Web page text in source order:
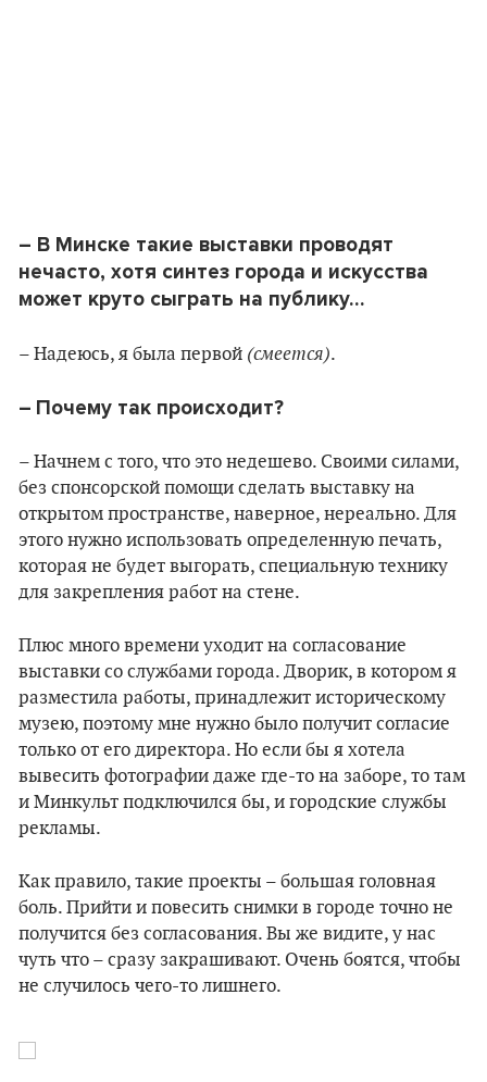
– В Минске такие выставки проводят
нечасто, хотя синтез города и искусства
может круто сыграть на публику…
– Надеюсь, я была первой (смеется).
– Почему так происходит?
– Начнем с того, что это недешево. Своими силами,
без спонсорской помощи сделать выставку на
открытом пространстве, наверное, нереально. Для
этого нужно использовать определенную печать,
которая не будет выгорать, специальную технику
для закрепления работ на стене.
Плюс много времени уходит на согласование
выставки со службами города. Дворик, в котором я
разместила работы, принадлежит историческому
музею, поэтому мне нужно было получит согласие
только от его директора. Но если бы я хотела
вывесить фотографии даже где-то на заборе, то там
и Минкульт подключился бы, и городские службы
рекламы.
Как правило, такие проекты – большая головная
боль. Прийти и повесить снимки в городе точно не
получится без согласования. Вы же видите, у нас
чуть что – сразу закрашивают. Очень боятся, чтобы
не случилось чего-то лишнего.